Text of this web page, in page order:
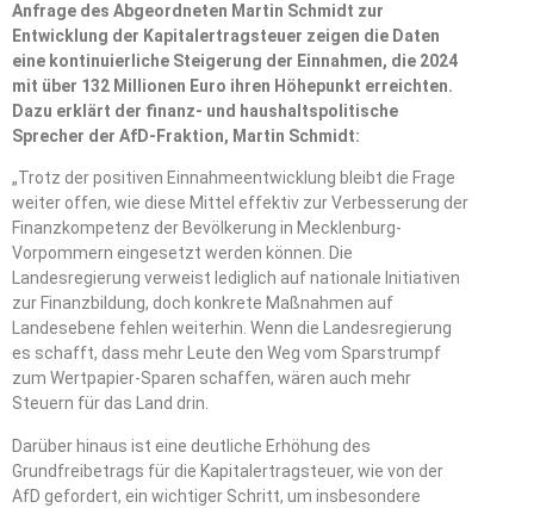
Anfrage des Abgeordneten Martin Schmidt zur
Entwicklung der Kapitalertragsteuer zeigen die Daten
eine kontinuierliche Steigerung der Einnahmen, die 2024
mit über 132 Millionen Euro ihren Höhepunkt erreichten.
Dazu erklärt der finanz- und haushaltspolitische
Sprecher der AfD-Fraktion, Martin Schmidt:
„Trotz der positiven Einnahmeentwicklung bleibt die Frage
weiter offen, wie diese Mittel effektiv zur Verbesserung der
Finanzkompetenz der Bevölkerung in Mecklenburg-
Vorpommern eingesetzt werden können. Die
Landesregierung verweist lediglich auf nationale Initiativen
zur Finanzbildung, doch konkrete Maßnahmen auf
Landesebene fehlen weiterhin. Wenn die Landesregierung
es schafft, dass mehr Leute den Weg vom Sparstrumpf
zum Wertpapier-Sparen schaffen, wären auch mehr
Steuern für das Land drin.
Darüber hinaus ist eine deutliche Erhöhung des
Grundfreibetrags für die Kapitalertragsteuer, wie von der
AfD gefordert, ein wichtiger Schritt, um insbesondere